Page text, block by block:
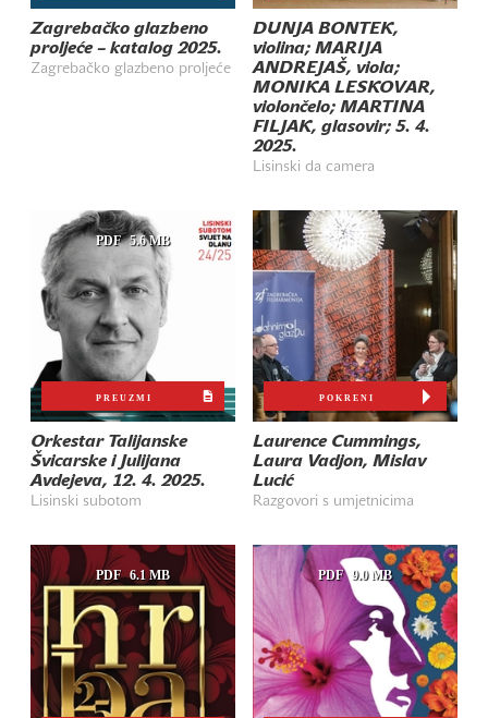
Zagrebačko glazbeno
proljeće – katalog 2025.
Zagrebačko glazbeno proljeće
DUNJA BONTEK,
violina; MARIJA
ANDREJAŠ, viola;
MONIKA LESKOVAR,
violončelo; MARTINA
FILJAK, glasovir; 5. 4.
2025.
Lisinski da camera
PDF 5.6 MB
PREUZMI
Orkestar Talijanske
Švicarske i Julijana
Avdejeva, 12. 4. 2025.
Lisinski subotom
POKRENI
Laurence Cummings,
Laura Vadjon, Mislav
Lucić
Razgovori s umjetnicima
PDF 6.1 MB PDF 9.0 MB